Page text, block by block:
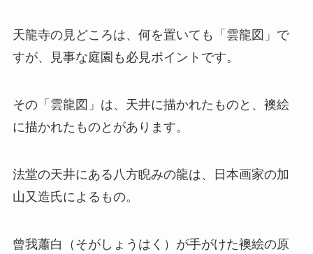
天龍寺の見どころは、何を置いても「雲龍図」で
すが、見事な庭園も必見ポイントです。
その「雲龍図」は、天井に描かれたものと、襖絵
に描かれたものとがあります。
法堂の天井にある八方睨みの龍は、日本画家の加
山又造氏によるもの。
曾我蕭白（そがしょうはく）が手がけた襖絵の原